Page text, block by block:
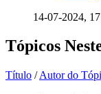
14-07-2024,
Tópicos
Título /Autor do